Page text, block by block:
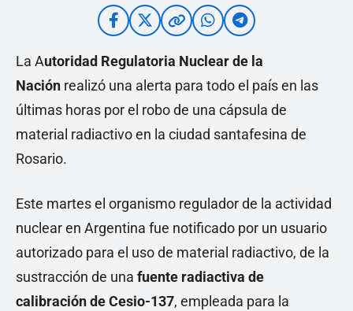
La Autoridad Regulatoria Nuclear de la
Nación realizó una alerta para todo el país en las
últimas horas por el robo de una cápsula de
material radiactivo en la ciudad santafesina de
Rosario.
Este martes el organismo regulador de la actividad
nuclear en Argentina fue notificado por un usuario
autorizado para el uso de material radiactivo, de la
sustracción de una fuente radiactiva de
calibración de Cesio-137, empleada para la